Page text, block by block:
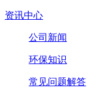
资讯中心
公司新闻
环保知识
常见问题解答